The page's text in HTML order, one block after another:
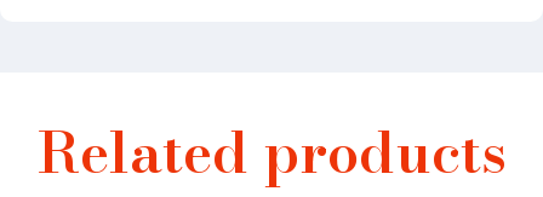
Related products